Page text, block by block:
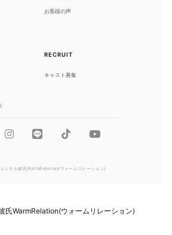
お客様の声
RECRUIT
キャスト募集
ンタル彼氏WarmRelation(ウォームリレーション)
氏WarmRelation(ウォームリレーション)